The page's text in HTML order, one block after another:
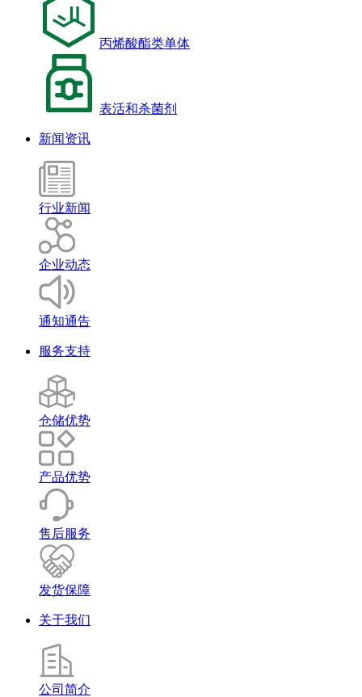
丙烯酸酯类单体
表活和杀菌剂
新闻资讯
行业新闻
企业动态
通知通告
服务支持
仓储优势
产品优势
售后服务
发货保障
关于我们
公司简介